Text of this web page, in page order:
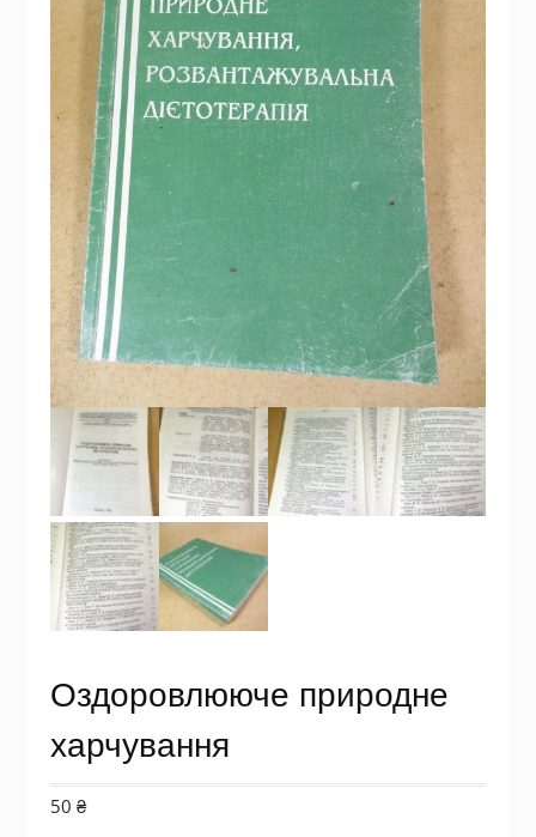
Оздоровлююче природне
харчування
50 ₴